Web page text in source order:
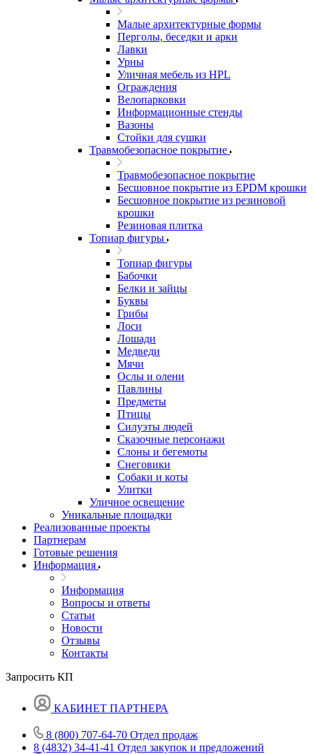
Малые архитектурные формы
Перголы, беседки и арки
Лавки
Урны
Уличная мебель из HPL
Ограждения
Велопарковки
Информационные стенды
Вазоны
Стойки для сушки
Травмобезопасное покрытие
Травмобезопасное покрытие
Бесшовное покрытие из EPDM крошки
Бесшовное покрытие из резиновой
крошки
Резиновая плитка
Топиар фигуры
Топиар фигуры
Бабочки
Белки и зайцы
Буквы
Грибы
Лоси
Лошади
Медведи
Мячи
Ослы и олени
Павлины
Предметы
Птицы
Силуэты людей
Сказочные персонажи
Слоны и бегемоты
Снеговики
Собаки и коты
Улитки
Уличное освещение
Уникальные площадки
Реализованные проекты
Партнерам
Готовые решения
Информация
Информация
Вопросы и ответы
Статьи
Новости
Отзывы
Контакты
Запросить КП
КАБИНЕТ ПАРТНЕРА
8 (800) 707-64-70 Отдел продаж
8 (4832) 34-41-41 Отдел закупок и предложений